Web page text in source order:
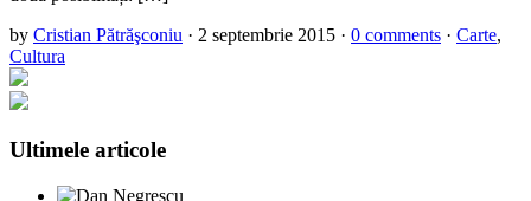
by Cristian Pătrăşconiu · 2 septembrie 2015 · 0 comments · Carte,
Cultura
Ultimele articole